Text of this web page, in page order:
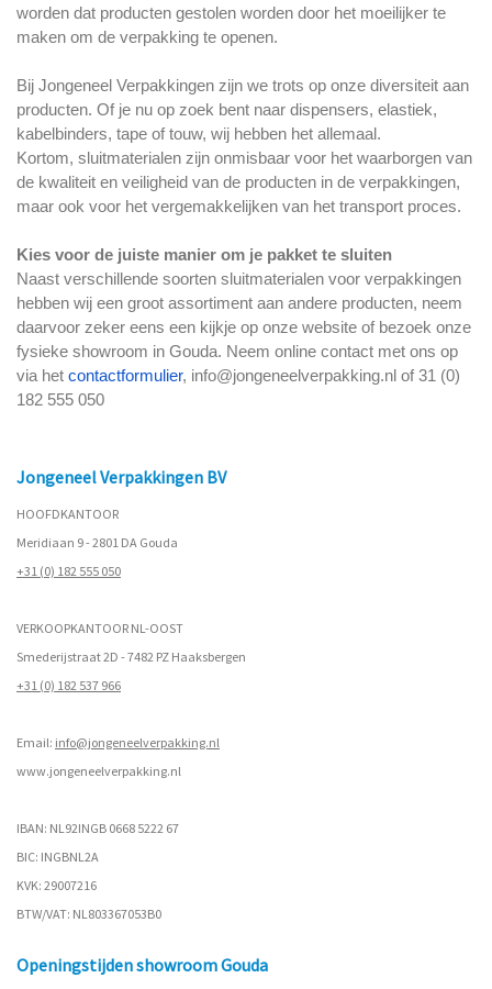
worden dat producten gestolen worden door het moeilijker te
maken om de verpakking te openen.
Bij Jongeneel Verpakkingen zijn we trots op onze diversiteit aan
producten. Of je nu op zoek bent naar dispensers, elastiek,
kabelbinders, tape of touw, wij hebben het allemaal.
Kortom, sluitmaterialen zijn onmisbaar voor het waarborgen van
de kwaliteit en veiligheid van de producten in de verpakkingen,
maar ook voor het vergemakkelijken van het transport proces.
Kies voor de juiste manier om je pakket te sluiten
Naast verschillende soorten sluitmaterialen voor verpakkingen
hebben wij een groot assortiment aan andere producten, neem
daarvoor zeker eens een kijkje op onze website of bezoek onze
fysieke showroom in Gouda. Neem online contact met ons op
via het contactformulier, info@jongeneelverpakking.nl of 31 (0)
182 555 050
Jongeneel Verpakkingen BV
HOOFDKANTOOR
Meridiaan 9 - 2801 DA Gouda
+31 (0) 182 555 050
VERKOOPKANTOOR NL-OOST
Smederijstraat 2D - 7482 PZ Haaksbergen
+31 (0) 182 537 966
Email: info@jongeneelverpakking.nl
www.jongeneelverpakking.nl
IBAN: NL92INGB 0668 5222 67
BIC: INGBNL2A
KVK: 29007216
BTW/VAT: NL803367053B0
Openingstijden showroom Gouda